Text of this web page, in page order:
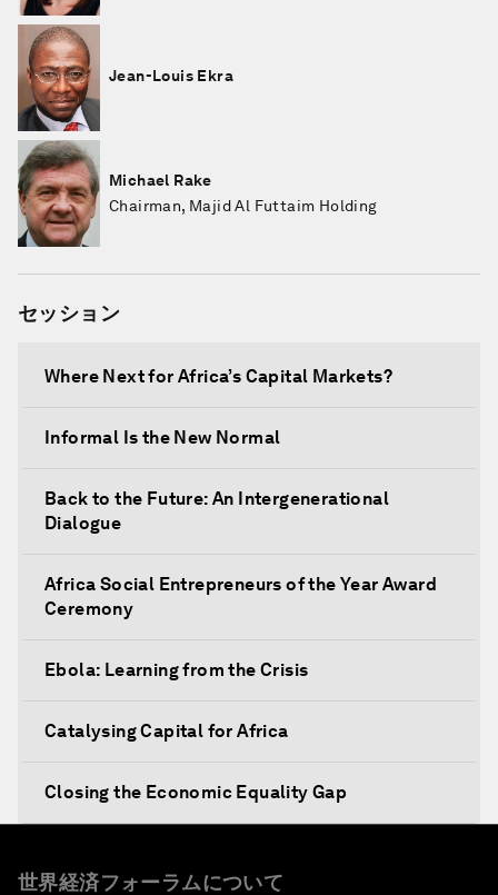
Jean-Louis Ekra
Michael Rake
Chairman, Majid Al Futtaim Holding
セッション
Where Next for Africa’s Capital Markets?
Informal Is the New Normal
Back to the Future: An Intergenerational
Dialogue
Africa Social Entrepreneurs of the Year Award
Ceremony
Ebola: Learning from the Crisis
Catalysing Capital for Africa
Closing the Economic Equality Gap
世界経済フォーラムについて